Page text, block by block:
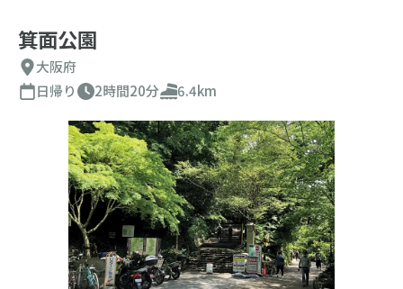
箕面公園
大阪府
日帰り
2時間20分 6.4km